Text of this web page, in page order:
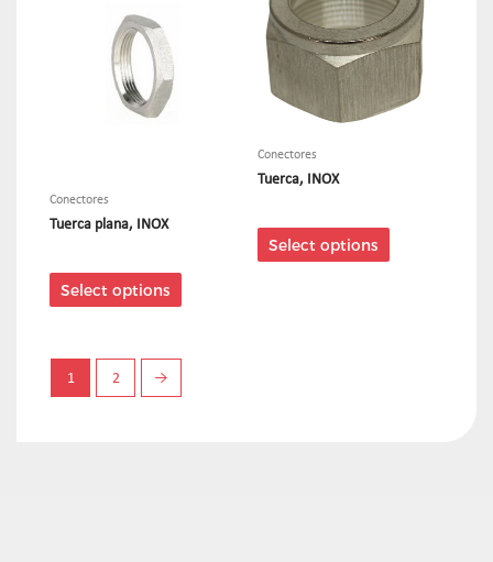
Conectores
Tuerca plana, INOX
Select options
Conectores
Tuerca, INOX
Select options
1 2 →